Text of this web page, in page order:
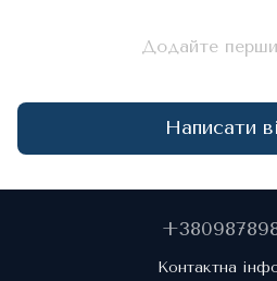
Додайте
Написати
Контактна